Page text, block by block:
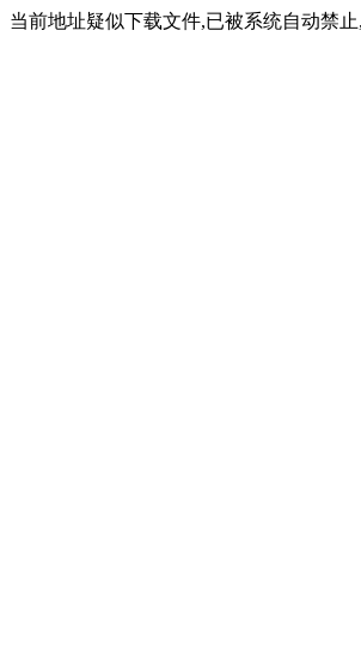
当前地址疑似下载文件,已被系统自动禁